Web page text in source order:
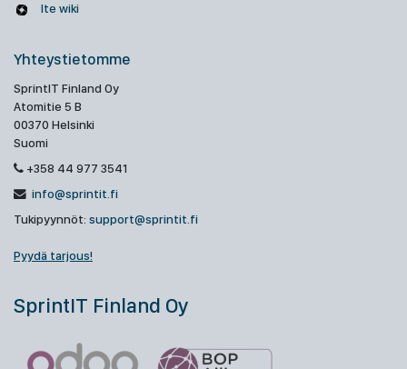
Ite wiki
Yhteystietomme
SprintIT Finland Oy
Atomitie 5 B
00370 Helsinki
Suomi
+358 44 977 3541
info@sprintit.fi
Tukipyynnöt: support@sprintit.fi
Pyydä tarjous!
SprintIT Finland Oy